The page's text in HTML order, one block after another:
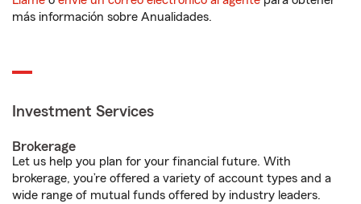
más información sobre Anualidades.
Investment Services
Brokerage
Let us help you plan for your financial future. With
brokerage, you’re offered a variety of account types and a
wide range of mutual funds offered by industry leaders.